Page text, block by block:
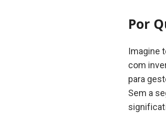
Por
Imagine
com
para
Sem a